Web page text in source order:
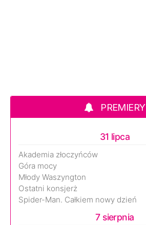
PREMIERY
31 lipca
Akademia złoczyńców
Góra mocy
Młody Waszyngton
Ostatni konsjerż
Spider-Man. Całkiem nowy dzień
7 sierpnia